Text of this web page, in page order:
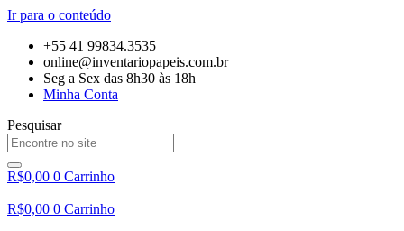
Ir para o conteúdo
+55 41 99834.3535
online@inventariopapeis.com.br
Seg a Sex das 8h30 às 18h
Minha Conta
Pesquisar
R$0,00 0 Carrinho
R$0,00 0 Carrinho